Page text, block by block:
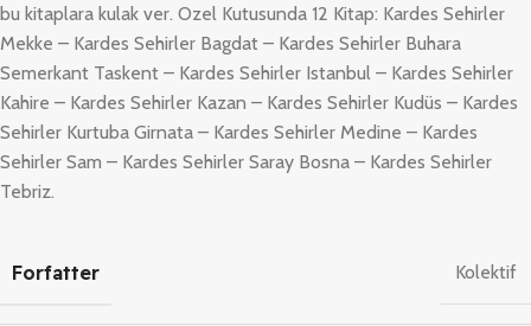
bu kitaplara kulak ver. Ozel Kutusunda 12 Kitap: Kardes Sehirler
Mekke – Kardes Sehirler Bagdat – Kardes Sehirler Buhara
Semerkant Taskent – Kardes Sehirler Istanbul – Kardes Sehirler
Kahire – Kardes Sehirler Kazan – Kardes Sehirler Kudüs – Kardes
Sehirler Kurtuba Girnata – Kardes Sehirler Medine – Kardes
Sehirler Sam – Kardes Sehirler Saray Bosna – Kardes Sehirler
Tebriz.
Forfatter Kolektif